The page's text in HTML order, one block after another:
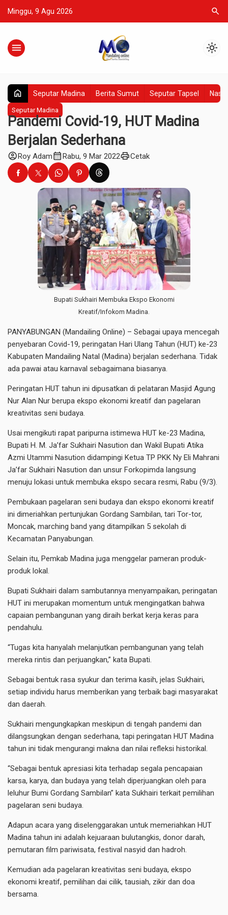
Minggu, 9 Agu 2026 search
menu light_mode
home Seputar Madina Berita Sumut Seputar Tapsel
Seputar Madina
Pandemi Covid-19, HUT Madina
Berjalan Sederhana
account_circleRoy Adamcalendar_monthRabu, 9 Mar 2022printCetak
Bupati Sukhairi Membuka Ekspo Ekonomi
Kreatif/Infokom Madina.
PANYABUNGAN (Mandailing Online) – Sebagai upaya mencegah
penyebaran Covid-19, peringatan Hari Ulang Tahun (HUT) ke-23
Kabupaten Mandailing Natal (Madina) berjalan sederhana. Tidak
ada pawai atau karnaval sebagaimana biasanya.
Peringatan HUT tahun ini dipusatkan di pelataran Masjid Agung
Nur Alan Nur berupa ekspo ekonomi kreatif dan pagelaran
kreativitas seni budaya.
Usai mengikuti rapat paripurna istimewa HUT ke-23 Madina,
Bupati H. M. Ja’far Sukhairi Nasution dan Wakil Bupati Atika
Azmi Utammi Nasution didampingi Ketua TP PKK Ny Eli Mahrani
Ja’far Sukhairi Nasution dan unsur Forkopimda langsung
menuju lokasi untuk membuka ekspo secara resmi, Rabu (9/3).
Pembukaan pagelaran seni budaya dan ekspo ekonomi kreatif
ini dimeriahkan pertunjukan Gordang Sambilan, tari Tor-tor,
Moncak, marching band yang ditampilkan 5 sekolah di
Kecamatan Panyabungan.
Selain itu, Pemkab Madina juga menggelar pameran produk-
produk lokal.
Bupati Sukhairi dalam sambutannya menyampaikan, peringatan
HUT ini merupakan momentum untuk mengingatkan bahwa
capaian pembangunan yang diraih berkat kerja keras para
pendahulu.
“Tugas kita hanyalah melanjutkan pembangunan yang telah
mereka rintis dan perjuangkan,” kata Bupati.
Sebagai bentuk rasa syukur dan terima kasih, jelas Sukhairi,
setiap individu harus memberikan yang terbaik bagi masyarakat
dan daerah.
Sukhairi mengungkapkan meskipun di tengah pandemi dan
dilangsungkan dengan sederhana, tapi peringatan HUT Madina
tahun ini tidak mengurangi makna dan nilai refleksi historikal.
“Sebagai bentuk apresiasi kita terhadap segala pencapaian
karsa, karya, dan budaya yang telah diperjuangkan oleh para
leluhur Bumi Gordang Sambilan” kata Sukhairi terkait pemilihan
pagelaran seni budaya.
Adapun acara yang diselenggarakan untuk memeriahkan HUT
Madina tahun ini adalah kejuaraan bulutangkis, donor darah,
pemutaran film pariwisata, festival nasyid dan hadroh.
Kemudian ada pagelaran kreativitas seni budaya, ekspo
ekonomi kreatif, pemilihan dai cilik, tausiah, zikir dan doa
bersama.